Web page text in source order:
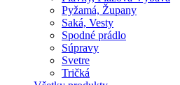
Pyžamá, Župany
Saká, Vesty
Spodné prádlo
Súpravy
Svetre
Tričká